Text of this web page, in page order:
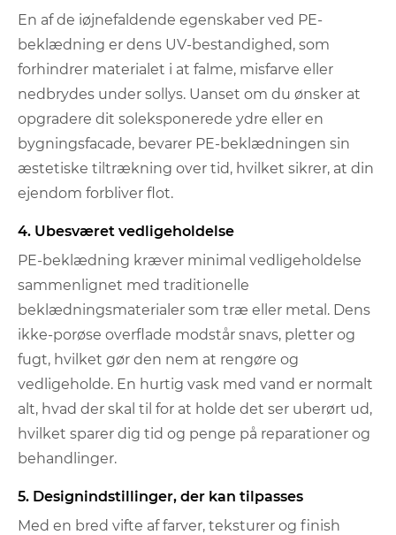
En af de iøjnefaldende egenskaber ved PE-
beklædning er dens UV-bestandighed, som
forhindrer materialet i at falme, misfarve eller
nedbrydes under sollys. Uanset om du ønsker at
opgradere dit soleksponerede ydre eller en
bygningsfacade, bevarer PE-beklædningen sin
æstetiske tiltrækning over tid, hvilket sikrer, at din
ejendom forbliver flot.
4. Ubesværet vedligeholdelse
PE-beklædning kræver minimal vedligeholdelse
sammenlignet med traditionelle
beklædningsmaterialer som træ eller metal. Dens
ikke-porøse overflade modstår snavs, pletter og
fugt, hvilket gør den nem at rengøre og
vedligeholde. En hurtig vask med vand er normalt
alt, hvad der skal til for at holde det ser uberørt ud,
hvilket sparer dig tid og penge på reparationer og
behandlinger.
5. Designindstillinger, der kan tilpasses
Med en bred vifte af farver, teksturer og finish